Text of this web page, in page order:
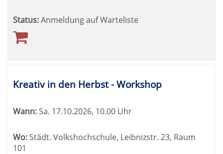
Status:Anmeldung auf Warteliste
Kreativ in den Herbst - Workshop
Wann:Sa. 17.10.2026, 10.00 Uhr
Wo:Städt. Volkshochschule, Leibnizstr. 23, Raum
101